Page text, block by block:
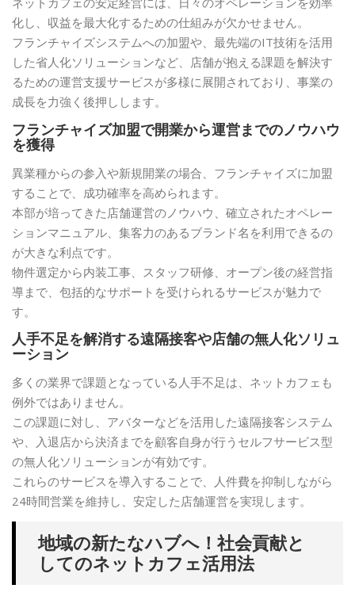
化し、収益を最大化するための仕組みが欠かせません。
フランチャイズシステムへの加盟や、最先端のIT技術を活用
した省人化ソリューションなど、店舗が抱える課題を解決す
るための運営支援サービスが多様に展開されており、事業の
成長を力強く後押しします。
フランチャイズ加盟で開業から運営までのノウハウ
を獲得
異業種からの参入や新規開業の場合、フランチャイズに加盟
することで、成功確率を高められます。
本部が培ってきた店舗運営のノウハウ、確立されたオペレー
ションマニュアル、集客力のあるブランド名を利用できるの
が大きな利点です。
物件選定から内装工事、スタッフ研修、オープン後の経営指
導まで、包括的なサポートを受けられるサービスが魅力で
す。
人手不足を解消する遠隔接客や店舗の無人化ソリュ
ーション
多くの業界で課題となっている人手不足は、ネットカフェも
例外ではありません。
この課題に対し、アバターなどを活用した遠隔接客システム
や、入退店から決済までを顧客自身が行うセルフサービス型
の無人化ソリューションが有効です。
これらのサービスを導入することで、人件費を抑制しながら
24時間営業を維持し、安定した店舗運営を実現します。
地域の新たなハブへ！社会貢献と
してのネットカフェ活用法